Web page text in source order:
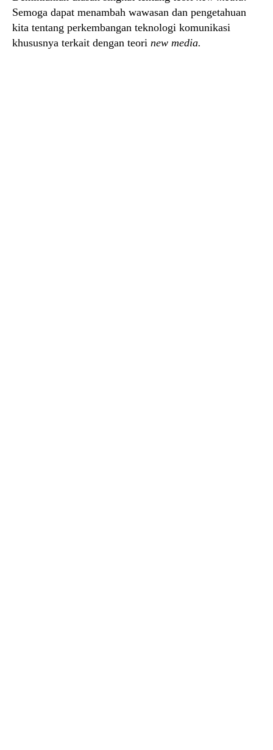
Semoga dapat menambah wawasan dan pengetahuan
kita tentang perkembangan teknologi komunikasi
khususnya terkait dengan teori new media.